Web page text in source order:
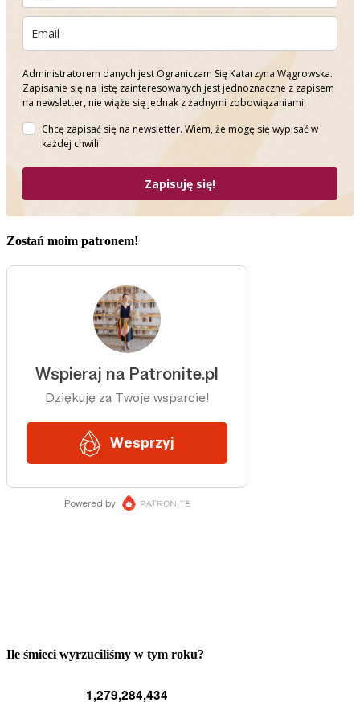
Administratorem danych jest Ograniczam Się Katarzyna Wągrowska.
Zapisanie się na listę zainteresowanych jest jednoznaczne z zapisem
na newsletter, nie wiąże się jednak z żadnymi zobowiązaniami.
Chcę zapisać się na newsletter. Wiem, że mogę się wypisać w
każdej chwili.
Zapisuję się!
Zostań moim patronem!
Ile śmieci wyrzuciliśmy w tym roku?